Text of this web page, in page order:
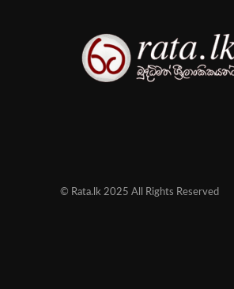
© Rata.lk 2025 All Rights Reserved